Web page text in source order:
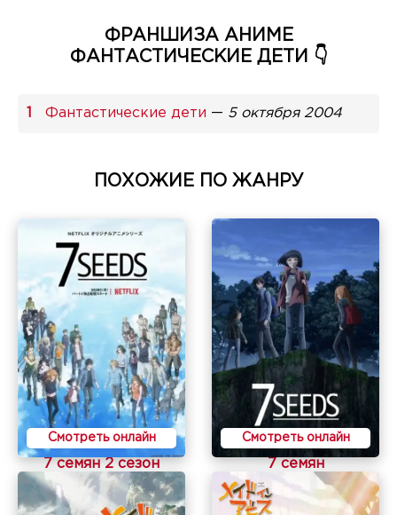
ФРАНШИЗА АНИМЕ
ФАНТАСТИЧЕСКИЕ ДЕТИ 👇
Фантастические дети — 5 октября 2004
ПОХОЖИЕ ПО ЖАНРУ
Смотреть онлайн
7 семян 2 сезон
Смотреть онлайн
7 семян